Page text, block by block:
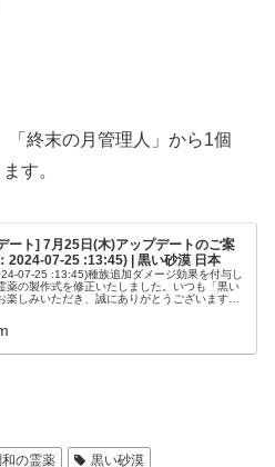
「終末の月管理人」から1個
す。
ート] 7月25日(木)アップデートのご案
2024-07-25 :13:45) | 黒い砂漠 日本
07-25 :13:45)種族追加ダメージ効果を付与し
薬の製作式を修正いたしました。いつも「黒い
楽しみいただき、誠にありがとうございます。
和の霊薬 黒い砂漠